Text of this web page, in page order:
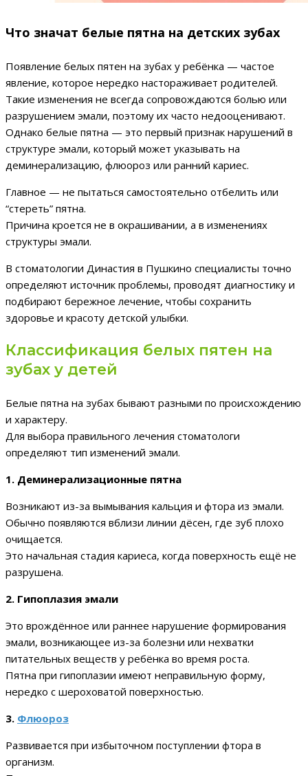
Что значат белые пятна на детских зубах
Появление белых пятен на зубах у ребёнка — частое
явление, которое нередко настораживает родителей.
Такие изменения не всегда сопровождаются болью или
разрушением эмали, поэтому их часто недооценивают.
Однако белые пятна — это первый признак нарушений в
структуре эмали, который может указывать на
деминерализацию, флюороз или ранний кариес.
Главное — не пытаться самостоятельно отбелить или
“стереть” пятна.
Причина кроется не в окрашивании, а в изменениях
структуры эмали.
В стоматологии Династия в Пушкино специалисты точно
определяют источник проблемы, проводят диагностику и
подбирают бережное лечение, чтобы сохранить
здоровье и красоту детской улыбки.
Классификация белых пятен на
зубах у детей
Белые пятна на зубах бывают разными по происхождению
и характеру.
Для выбора правильного лечения стоматологи
определяют тип изменений эмали.
1. Деминерализационные пятна
Возникают из-за вымывания кальция и фтора из эмали.
Обычно появляются вблизи линии дёсен, где зуб плохо
очищается.
Это начальная стадия кариеса, когда поверхность ещё не
разрушена.
2. Гипоплазия эмали
Это врождённое или раннее нарушение формирования
эмали, возникающее из-за болезни или нехватки
питательных веществ у ребёнка во время роста.
Пятна при гипоплазии имеют неправильную форму,
нередко с шероховатой поверхностью.
3. Флюороз
Развивается при избыточном поступлении фтора в
организм.